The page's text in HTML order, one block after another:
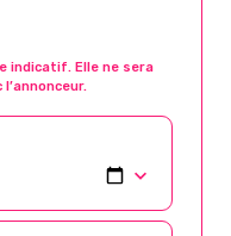
indicatif. Elle ne sera